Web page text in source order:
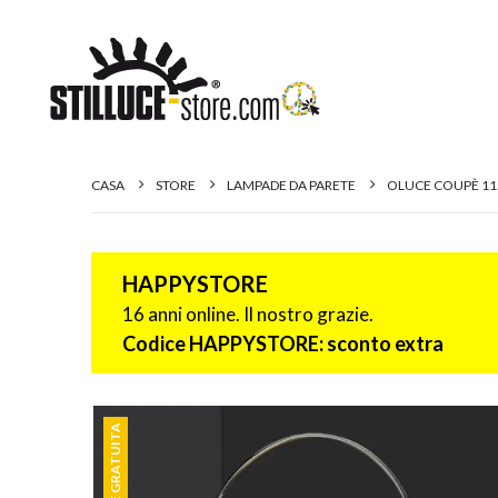
CASA STORE LAMPADE DA PARETE OLUCE COUPÈ
HAPPYSTORE
16 anni online. Il nostro grazie.
Codice HAPPYSTORE: sconto extra